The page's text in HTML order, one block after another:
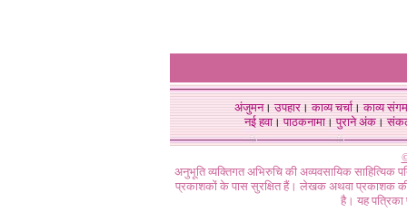
अंजुमन।उपहार।काव्य चर्चा।काव्य संगम
नई हवा। पाठकनामा। पुराने अंक।
अनुभूति व्यक्तिगत अभिरुचि की अव्यवसायिक
प्रकाशकों के पास सुरक्षित हैं। लेखक अथवा प्रकाशक की
है। यह पत्रिका